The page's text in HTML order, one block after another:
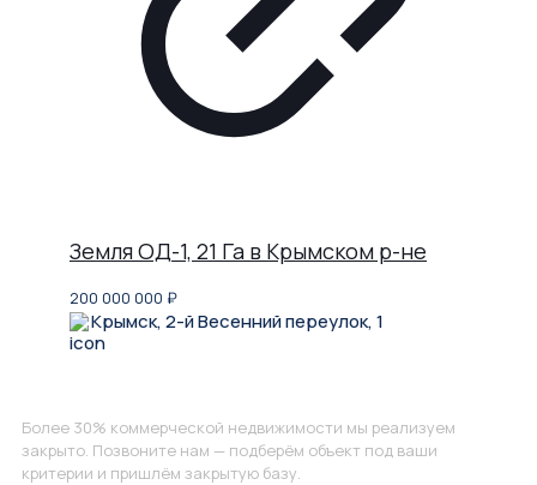
Земля ОД-1, 21 Га в Крымском р-не
200 000 000 ₽
Крымск, 2-й Весенний переулок, 1
Более 30% коммерческой недвижимости мы реализуем
закрыто. Позвоните нам — подберём объект под ваши
критерии и пришлём закрытую базу.